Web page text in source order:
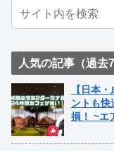
人気の記事（過去
【日本
ントも快
損！ ~エ